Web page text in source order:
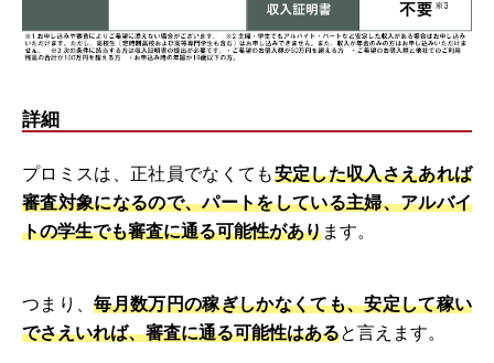
詳細
プロミスは、正社員でなくても安定した収入さえあれば
審査対象になるので、パートをしている主婦、アルバイ
トの学生でも審査に通る可能性があります。
つまり、毎月数万円の稼ぎしかなくても、安定して稼い
でさえいれば、審査に通る可能性はあると言えます。